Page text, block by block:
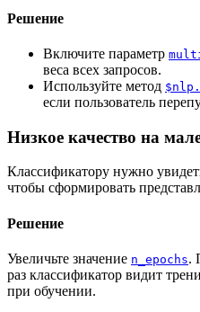
Решение
Включите параметр
веса всех запросов.
Используйте метод
если пользователь
Низкое качество на
Классификатору нужно
чтобы сформировать
Решение
Увеличьте значение n_epochs.
раз классификатор видит
при обучении.